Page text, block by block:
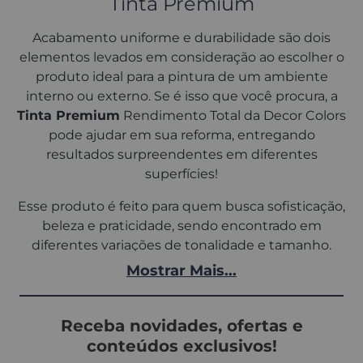
Acabamento uniforme e durabilidade são dois
elementos levados em consideração ao escolher o
produto ideal para a pintura de um ambiente
interno ou externo. Se é isso que você procura, a
Tinta Premium Rendimento Total da Decor Colors
pode ajudar em sua reforma, entregando
resultados surpreendentes em diferentes
superfícies!
Esse produto é feito para quem busca sofisticação,
beleza e praticidade, sendo encontrado em
diferentes variações de tonalidade e tamanho.
Saiba mais sobre atinta premium para parede
ou no ambiente comercial!
Mostrar Mais...
Receba novidades, ofertas e
conteúdos exclusivos!